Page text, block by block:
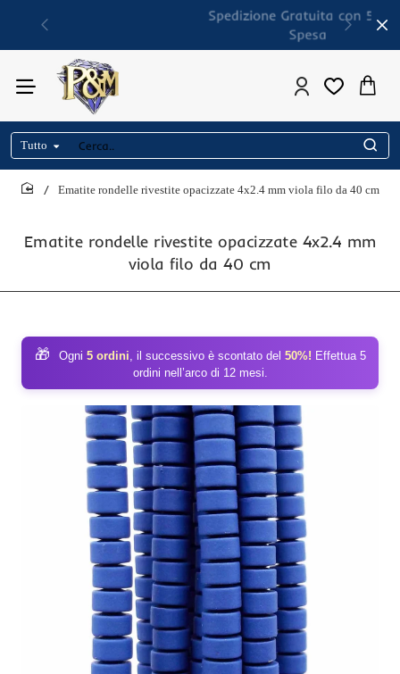
Spedizione Gratuita con 50€ di
Tutto
Cerca..
Ematite rondelle rivestite opacizzate 4x2.4 mm
viola filo da 40 cm
Ematite rondelle rivestite opacizzate 4x2.4 mm viola filo da 40 cm
🎁 Ogni 5 ordini, il successivo è scontato del 50%! Effettua 5
ordini nell’arco di 12 mesi.